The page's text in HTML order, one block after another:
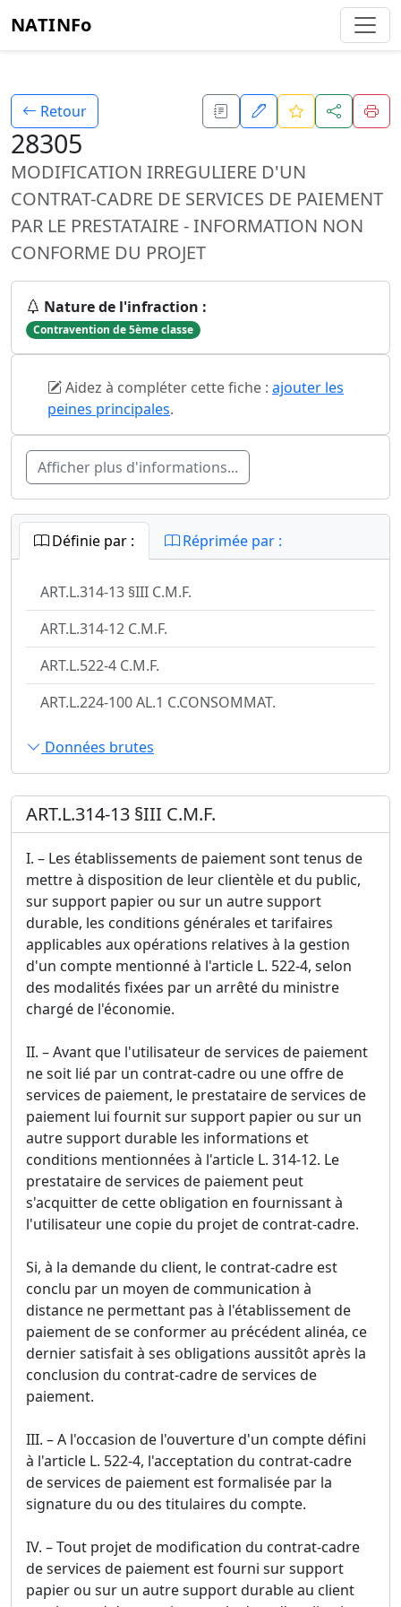
NATINFo
Retour
28305
MODIFICATION IRREGULIERE D'UN
CONTRAT-CADRE DE SERVICES DE PAIEMENT
PAR LE PRESTATAIRE - INFORMATION NON
CONFORME DU PROJET
Nature de l'infraction :
Contravention de 5ème classe
Aidez à compléter cette fiche : ajouter les
peines principales.
Afficher plus d'informations...
Définie par : Réprimée par :
ART.L.314-13 §III C.M.F.
ART.L.314-12 C.M.F.
ART.L.522-4 C.M.F.
ART.L.224-100 AL.1 C.CONSOMMAT.
Données brutes
ART.L.314-13 §III C.M.F.
I. – Les établissements de paiement sont tenus de
mettre à disposition de leur clientèle et du public,
sur support papier ou sur un autre support
durable, les conditions générales et tarifaires
applicables aux opérations relatives à la gestion
d'un compte mentionné à l'article L. 522-4, selon
des modalités fixées par un arrêté du ministre
chargé de l'économie.
II. – Avant que l'utilisateur de services de paiement
ne soit lié par un contrat-cadre ou une offre de
services de paiement, le prestataire de services de
paiement lui fournit sur support papier ou sur un
autre support durable les informations et
conditions mentionnées à l'article L. 314-12. Le
prestataire de services de paiement peut
s'acquitter de cette obligation en fournissant à
l'utilisateur une copie du projet de contrat-cadre.
Si, à la demande du client, le contrat-cadre est
conclu par un moyen de communication à
distance ne permettant pas à l'établissement de
paiement de se conformer au précédent alinéa, ce
dernier satisfait à ses obligations aussitôt après la
conclusion du contrat-cadre de services de
paiement.
III. – A l'occasion de l'ouverture d'un compte défini
à l'article L. 522-4, l'acceptation du contrat-cadre
de services de paiement est formalisée par la
signature du ou des titulaires du compte.
IV. – Tout projet de modification du contrat-cadre
de services de paiement est fourni sur support
papier ou sur un autre support durable au client